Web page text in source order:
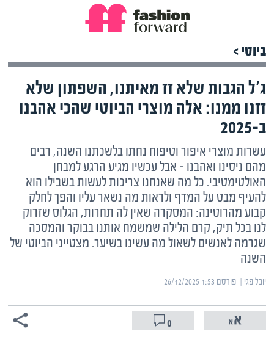
ביוטי >
ג'ל הגבות שלא זז מאיתנו, השפתון שלא
זזנו ממנו: אלה מוצרי הביוטי שהכי אהבנו
ב-2025
עשרות מוצרי איפור וטיפוח נחתו בלשכתנו השנה, רבים
מהם ניסינו ואהבנו – אבל עכשיו מגיע הרגע למבחן
האולטימטיבי. כל מה שאנחנו צריכות לעשות בשבילו הוא
להעיף מבט על המדף ולראות מה נשאר עליו והפך לחלק
קבוע מהרוטינה: המסקרה שאין לה תחרות, הגלוס שזרוק
לנו בכל תיק, קרם הלילה שמשמח אותנו בבוקר והמסכה
שגרמה לאנשים לשאול מה עשינו בשיער. מצטייני הביוטי של
השנה
יובל פגי | ‏פורסם ‎26/12/2025 1:53
0